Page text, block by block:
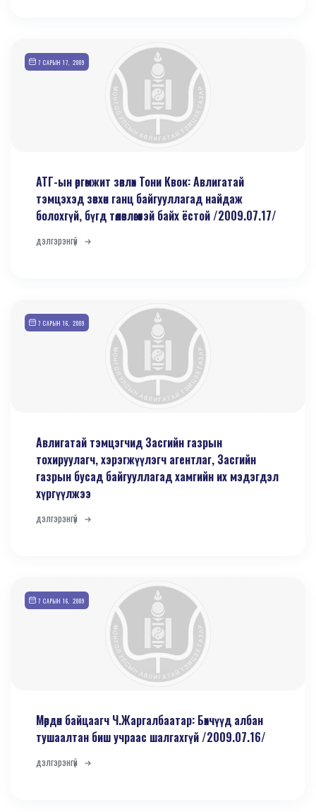
7 САРЫН 17, 2009
АТГ-ын өргөмжит зөвлөх Тони Квок: Авлигатай
тэмцэхэд зөвхөн ганц байгууллагад найдаж
болохгүй, бүгд төлөвлөгөөтэй байх ёстой /2009.07.17/
дэлгэрэнгүй
7 САРЫН 16, 2009
Авлигатай тэмцэгчид Засгийн газрын
тохируулагч, хэрэгжүүлэгч агентлаг, Засгийн
газрын бусад байгууллагад хамгийн их мэдэгдэл
хүргүүлжээ
дэлгэрэнгүй
7 САРЫН 16, 2009
Мөрдөн байцаагч Ч.Жаргалбаатар: Бөхчүүд албан
тушаалтан биш учраас шалгахгүй /2009.07.16/
дэлгэрэнгүй